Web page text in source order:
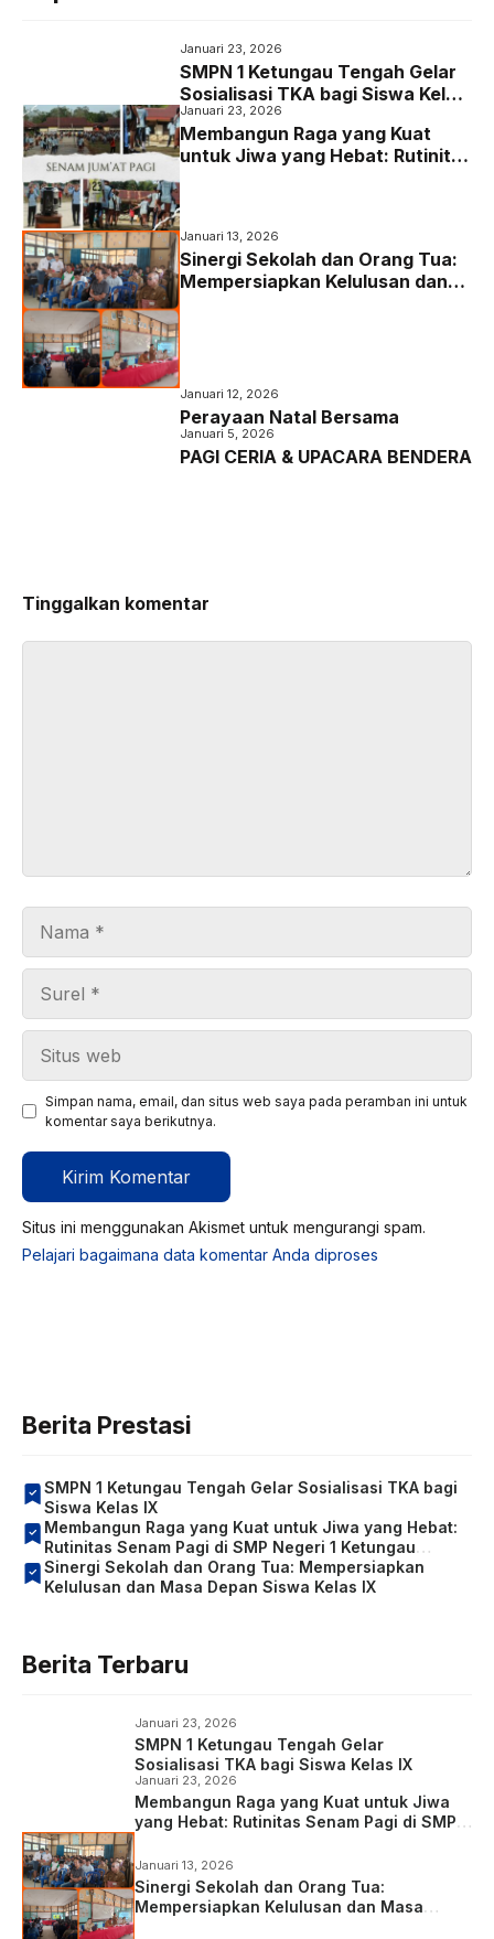
o
k
r
p
p
r
a
m
Januari 23, 2026
SMPN 1 Ketungau Tengah Gelar
Sosialisasi TKA bagi Siswa Kelas
IX
Januari 23, 2026
Membangun Raga yang Kuat
untuk Jiwa yang Hebat: Rutinitas
Senam Pagi di SMP Negeri 1
Ketungau Tengah
Januari 13, 2026
Sinergi Sekolah dan Orang Tua:
Mempersiapkan Kelulusan dan
Januari 12, 2026
Perayaan Natal Bersama
Januari 5, 2026
PAGI CERIA & UPACARA BENDERA
Tinggalkan komentar
Simpan nama, email, dan situs web saya pada peramban ini untuk
komentar saya berikutnya.
Situs ini menggunakan Akismet untuk mengurangi spam.
Pelajari bagaimana data komentar Anda diproses
Berita Prestasi
SMPN 1 Ketungau Tengah Gelar Sosialisasi TKA bagi
Siswa Kelas IX
Membangun Raga yang Kuat untuk Jiwa yang Hebat:
Rutinitas Senam Pagi di SMP Negeri 1 Ketungau
Tengah
Sinergi Sekolah dan Orang Tua: Mempersiapkan
Kelulusan dan Masa Depan Siswa Kelas IX
Berita Terbaru
Januari 23, 2026
SMPN 1 Ketungau Tengah Gelar
Sosialisasi TKA bagi Siswa Kelas IX
Januari 23, 2026
Membangun Raga yang Kuat untuk Jiwa
yang Hebat: Rutinitas Senam Pagi di SMP
Januari 13, 2026
Sinergi Sekolah dan Orang Tua:
Mempersiapkan Kelulusan dan Masa